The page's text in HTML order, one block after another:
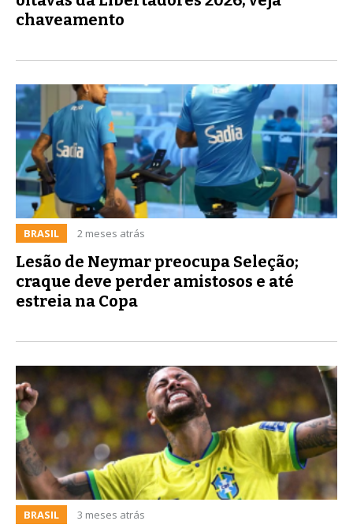
chaveamento
BRASIL 2 meses atrás
Lesão de Neymar preocupa Seleção;
craque deve perder amistosos e até
estreia na Copa
BRASIL 3 meses atrás